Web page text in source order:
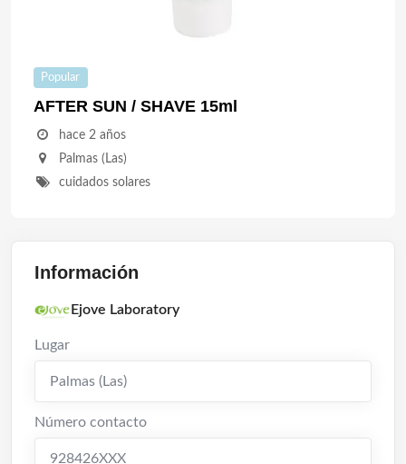
Popular
AFTER SUN / SHAVE 15ml
hace 2 años
Palmas (Las)
cuidados solares
Información
Ejove Laboratory
Lugar
Palmas (Las)
Número contacto
928426XXX